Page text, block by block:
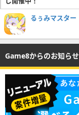
るぅみマスター
Game8からのお知らせ